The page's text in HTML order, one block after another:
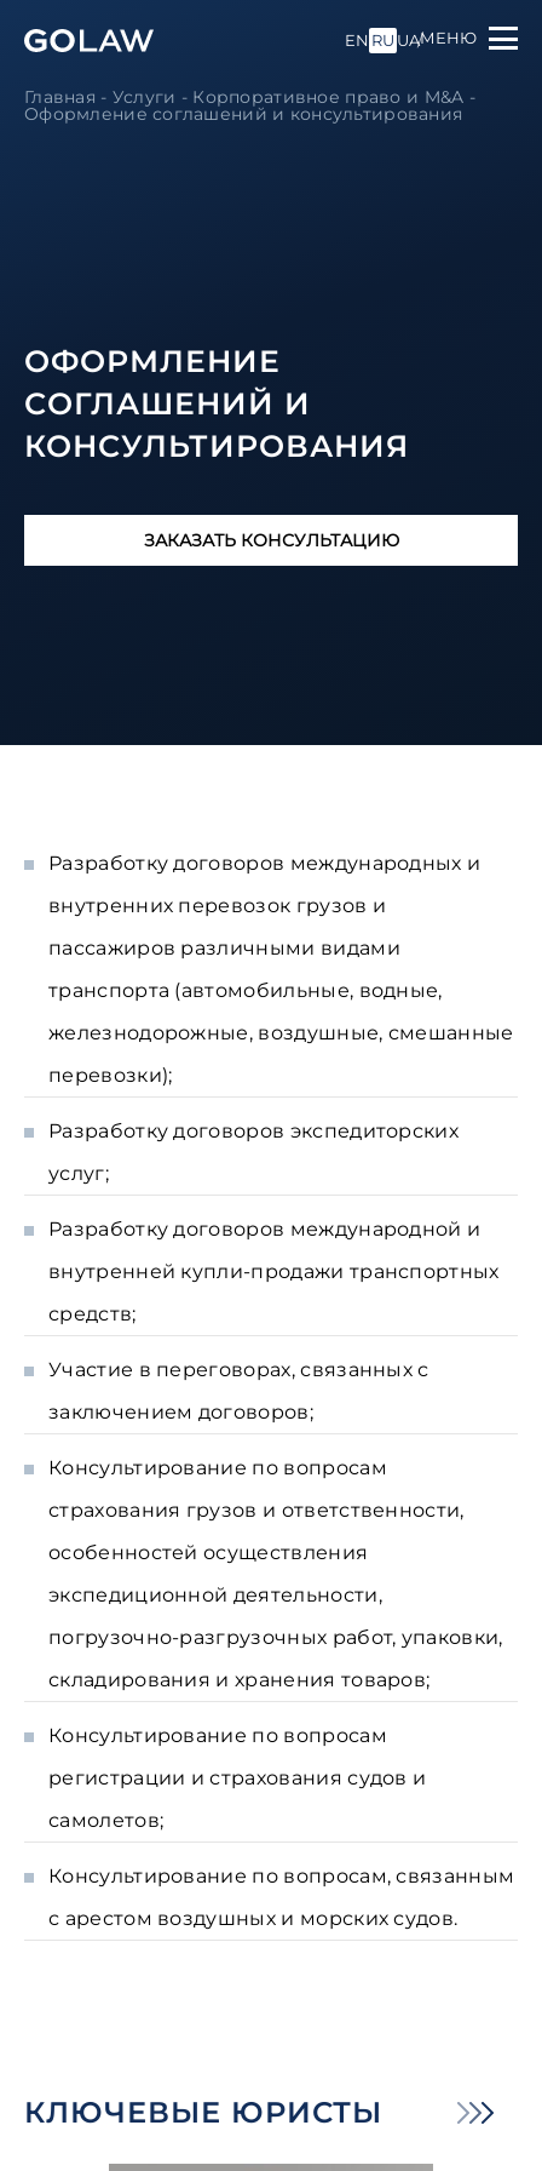
EN RU UAМЕНЮ
Главная - Услуги - Корпоративное право и M&A -
Оформление соглашений и консультирования
ОФОРМЛЕНИЕ
СОГЛАШЕНИЙ И
КОНСУЛЬТИРОВАНИЯ
ЗАКАЗАТЬ КОНСУЛЬТАЦИЮ
Разработку договоров международных и
внутренних перевозок грузов и
пассажиров различными видами
транспорта (автомобильные, водные,
железнодорожные, воздушные, смешанные
перевозки);
Разработку договоров экспедиторских
услуг;
Разработку договоров международной и
внутренней купли-продажи транспортных
средств;
Участие в переговорах, связанных с
заключением договоров;
Консультирование по вопросам
страхования грузов и ответственности,
особенностей осуществления
экспедиционной деятельности,
погрузочно-разгрузочных работ, упаковки,
складирования и хранения товаров;
Консультирование по вопросам
регистрации и страхования судов и
самолетов;
Консультирование по вопросам, связанным
с арестом воздушных и морских судов.
КЛЮЧЕВЫЕ ЮРИСТЫ